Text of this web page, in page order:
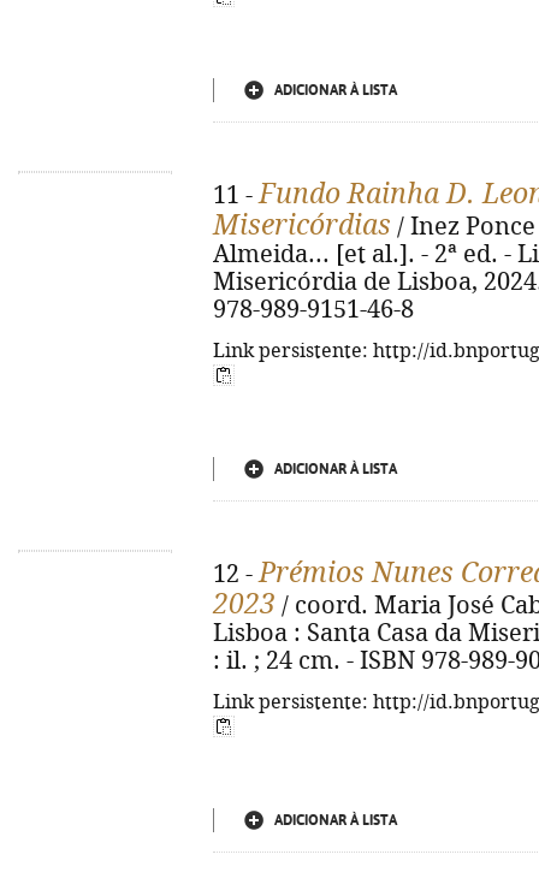
ADICIONAR À LISTA
11 -Fundo Rainha D.
Misericórdias / Inez
Almeida... [et al.]. - 2ª ed. -
Misericórdia de Lisboa,
978-989-9151-46-8
Link persistente: http://
ADICIONAR À LISTA
12 -Prémios Nunes
2023 / coord. Maria José
Lisboa : Santa Casa da
: il. ; 24 cm. - ISBN 978-989-
Link persistente: http://
ADICIONAR À LISTA